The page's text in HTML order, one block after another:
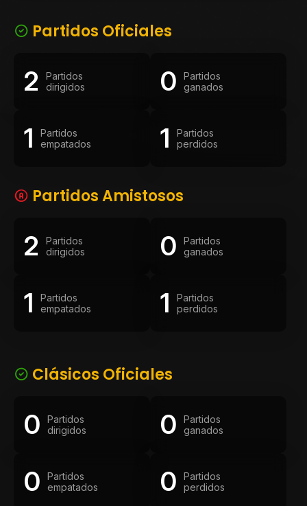
Partidos Oficiales
2
Partidos
dirigidos
0
Partidos
ganados
1
Partidos
empatados
1
Partidos
perdidos
Partidos Amistosos
2
Partidos
dirigidos
0
Partidos
ganados
1
Partidos
empatados
1
Partidos
perdidos
Clásicos Oficiales
0
Partidos
dirigidos
0
Partidos
ganados
0
Partidos
empatados
0
Partidos
perdidos